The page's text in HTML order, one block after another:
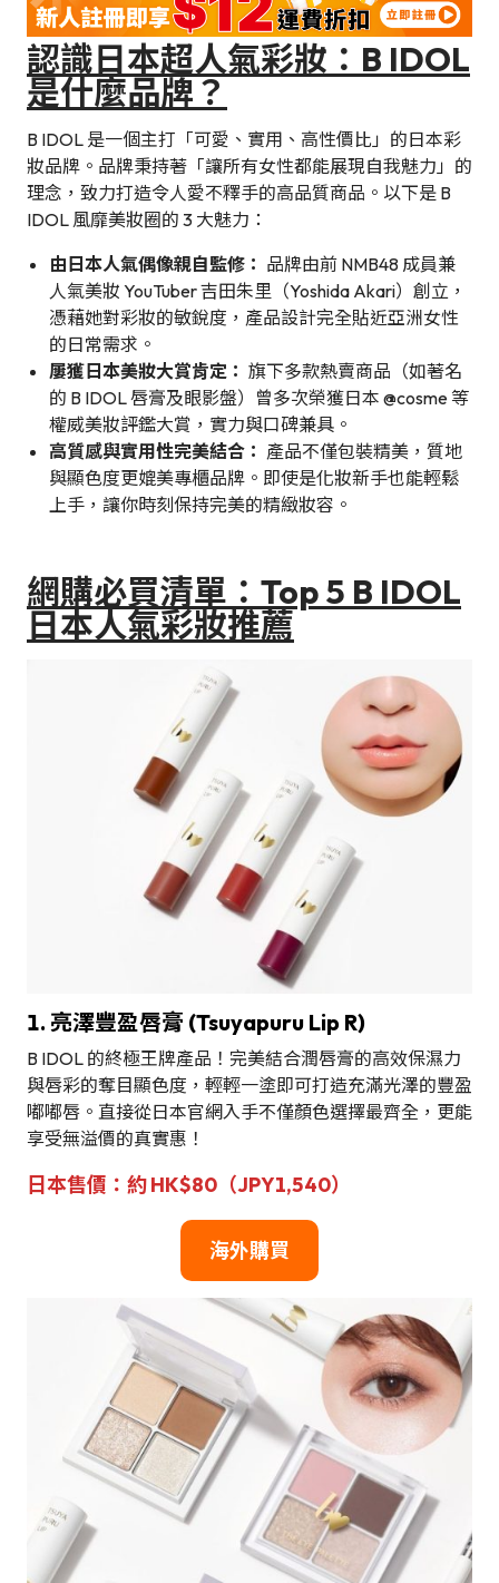
認識日本超人氣彩妝：B IDOL
是什麼品牌？
B IDOL 是一個主打「可愛、實用、高性價比」的日本彩
妝品牌。品牌秉持著「讓所有女性都能展現自我魅力」的
理念，致力打造令人愛不釋手的高品質商品。以下是 B
IDOL 風靡美妝圈的 3 大魅力：
由日本人氣偶像親自監修： 品牌由前 NMB48 成員兼
人氣美妝 YouTuber 吉田朱里（Yoshida Akari）創立，
憑藉她對彩妝的敏銳度，產品設計完全貼近亞洲女性
的日常需求。
屢獲日本美妝大賞肯定： 旗下多款熱賣商品（如著名
的 B IDOL 唇膏及眼影盤）曾多次榮獲日本 @cosme 等
權威美妝評鑑大賞，實力與口碑兼具。
高質感與實用性完美結合： 產品不僅包裝精美，質地
與顯色度更媲美專櫃品牌。即使是化妝新手也能輕鬆
上手，讓你時刻保持完美的精緻妝容。
網購必買清單：Top 5 B IDOL
日本人氣彩妝推薦
1. 亮澤豐盈唇膏 (Tsuyapuru Lip R)
B IDOL 的終極王牌產品！完美結合潤唇膏的高效保濕力
與唇彩的奪目顯色度，輕輕一塗即可打造充滿光澤的豐盈
嘟嘟唇。直接從日本官網入手不僅顏色選擇最齊全，更能
享受無溢價的真實惠！
日本售價：約 HK$80（JPY1,540）
海外購買